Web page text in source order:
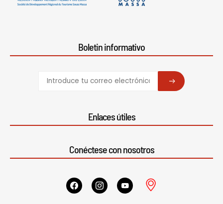
Boletin informativo
SUBSCRIBE
Enlaces útiles
Conéctese con nosotros